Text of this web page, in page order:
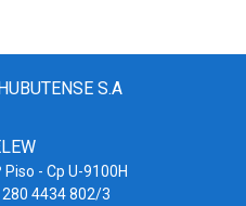
S.A
- Cp U-9100H
4434 802/3